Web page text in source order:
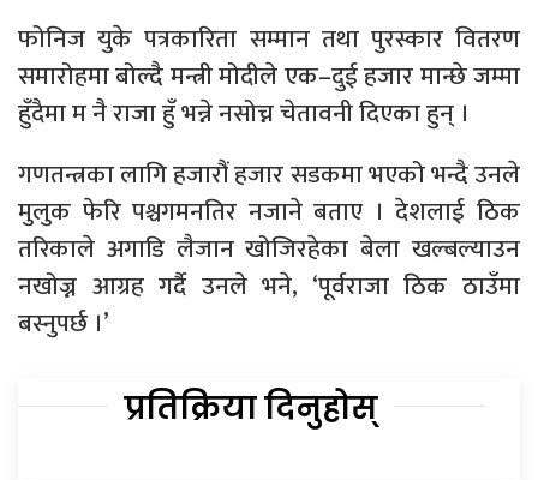
फोनिज युके पत्रकारिता सम्मान तथा पुरस्कार वितरण
समारोहमा बोल्दै मन्त्री मोदीले एक–दुई हजार मान्छे जम्मा
हुँदैमा म नै राजा हुँ भन्ने नसोच्न चेतावनी दिएका हुन् ।
गणतन्त्रका लागि हजारौं हजार सडकमा भएको भन्दै उनले
मुलुक फेरि पश्चगमनतिर नजाने बताए । देशलाई ठिक
तरिकाले अगाडि लैजान खोजिरहेका बेला खल्बल्याउन
नखोज्न आग्रह गर्दै उनले भने, ‘पूर्वराजा ठिक ठाउँमा
बस्नुपर्छ ।’
प्रतिक्रिया दिनुहोस्